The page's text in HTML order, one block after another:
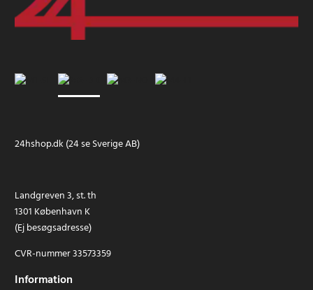
24hshop.dk (24 se Sverige AB)
Landgreven 3, st. th
1301 København K
(Ej besøgsadresse)
CVR-nummer 33573359
Information